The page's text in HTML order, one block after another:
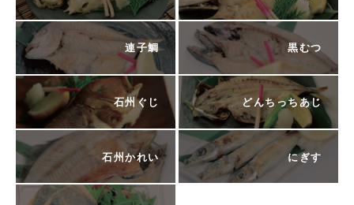
連子鯛 黒むつ
石州ぐじ どんちっちあじ
石州かれい にぎす